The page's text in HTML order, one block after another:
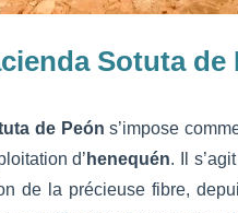
Sotuta de
de Peón s’impose
d’ henequén. Il
de la précieuse fibre,